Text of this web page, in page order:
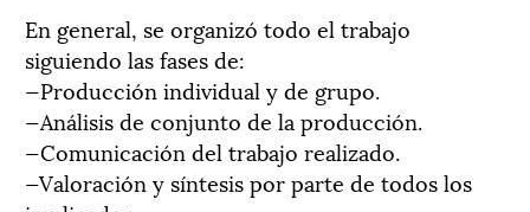
En general, se organizó todo el trabajo
siguiendo las fases de:
—Producción individual y de grupo.
—Análisis de conjunto de la producción.
—Comunicación del trabajo realizado.
—Valoración y síntesis por parte de todos los